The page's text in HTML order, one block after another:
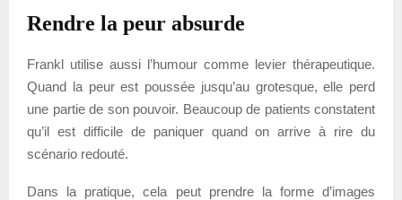
Rendre la peur absurde
Frankl utilise aussi l’humour comme levier thérapeutique.
Quand la peur est poussée jusqu’au grotesque, elle perd
une partie de son pouvoir. Beaucoup de patients constatent
qu’il est difficile de paniquer quand on arrive à rire du
scénario redouté.
Dans la pratique, cela peut prendre la forme d’images